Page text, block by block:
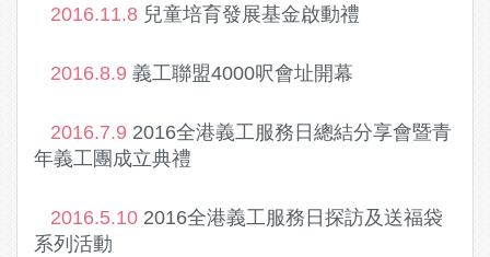
2016.11.8 兒童培育發展基金啟動禮
2016.8.9 義工聯盟4000呎會址開幕
2016.7.9 2016全港義工服務日總結分享會暨青
年義工團成立典禮
2016.5.10 2016全港義工服務日探訪及送福袋
系列活動